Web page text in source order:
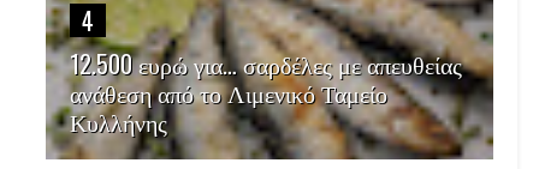
4
12.500 ευρώ για… σαρδέλες με απευθείας
ανάθεση από το Λιμενικό Ταμείο
Κυλλήνης